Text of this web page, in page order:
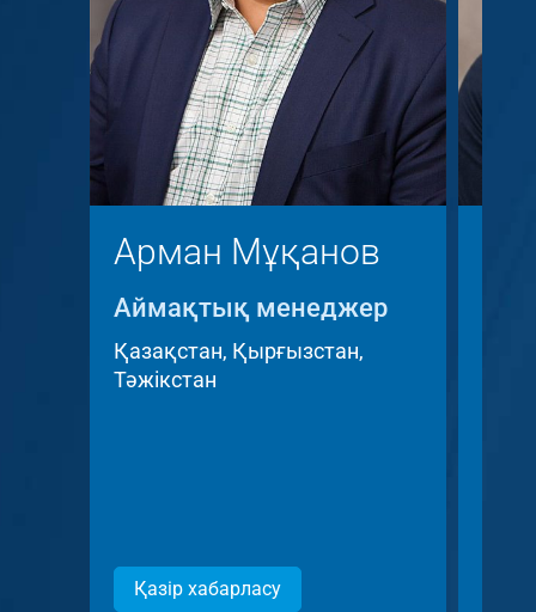
Арман Мұқанов
Аймақтық менеджер
Қазақстан, Қырғызстан,
Тәжікстан
Қазір хабарласу